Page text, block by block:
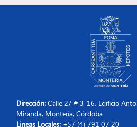
Dirección:Calle 27 # 3-16, Edificio
Miranda, Montería, Córdoba
Lineas Locales:+57 (4) 791 07 20